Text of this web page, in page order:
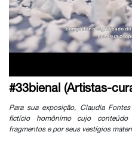
#33bienal (Artistas-
Para sua exposição, Claudia
fictício homônimo cujo
fragmentos e por seus vestígios